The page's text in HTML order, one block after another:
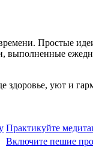
времени. Простые
выполненные
здоровье, уют и
Практикуйте
Включите пешие